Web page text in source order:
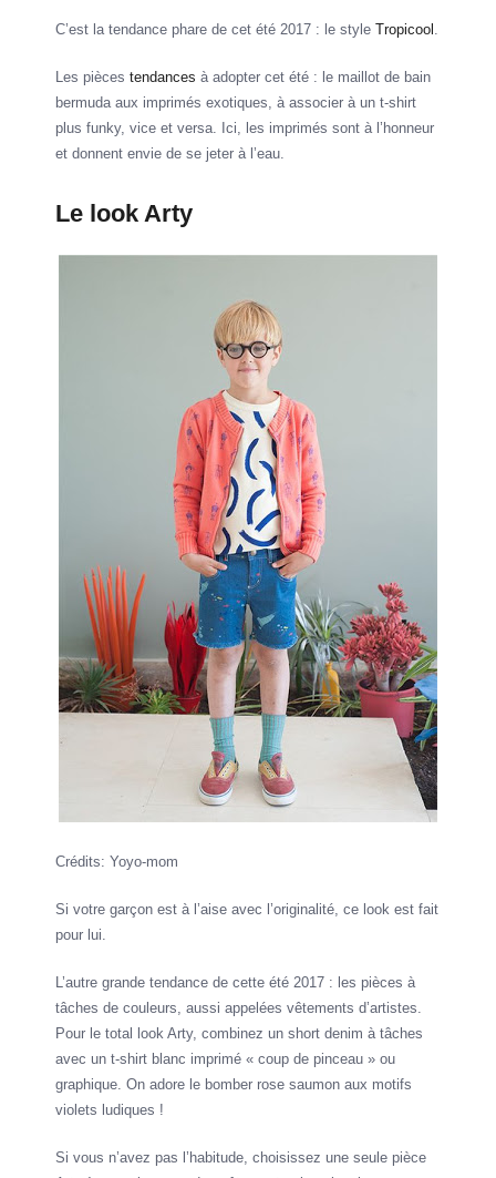
C’est la tendance phare de cet été 2017 : le style Tropicool .
Les pièces tendances à adopter cet été : le maillot de bain
bermuda aux imprimés exotiques, à associer à un t-shirt
plus funky, vice et versa. Ici, les imprimés sont à l’honneur
et donnent envie de se jeter à l’eau.
Le look Arty
Crédits: Yoyo-mom
Si votre garçon est à l’aise avec l’originalité, ce look est fait
pour lui.
L’autre grande tendance de cette été 2017 : les pièces à
tâches de couleurs, aussi appelées vêtements d’artistes.
Pour le total look Arty, combinez un short denim à tâches
avec un t-shirt blanc imprimé « coup de pinceau » ou
graphique. On adore le bomber rose saumon aux motifs
violets ludiques !
Si vous n’avez pas l’habitude, choisissez une seule pièce